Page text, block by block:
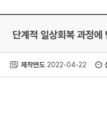
단계적 일상회복 과정
제작연도 2022-04-22